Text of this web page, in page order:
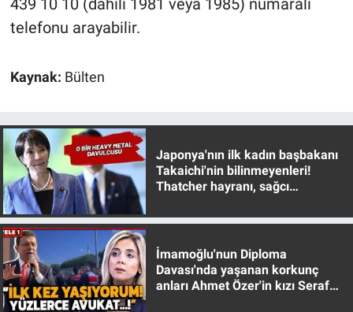
439 10 10 (dahili 1981 veya 1985) numaralı
telefonu arayabilir.
Kaynak: Bülten
Japonya'nın ilk kadın başbakanı
Takaichi'nin bilinmeyenleri!
Thatcher hayranı, sağcı
İmamoğlu'nun Diploma
Davası'nda yaşanan korkunç
anları Ahmet Özer'in kızı Seraf